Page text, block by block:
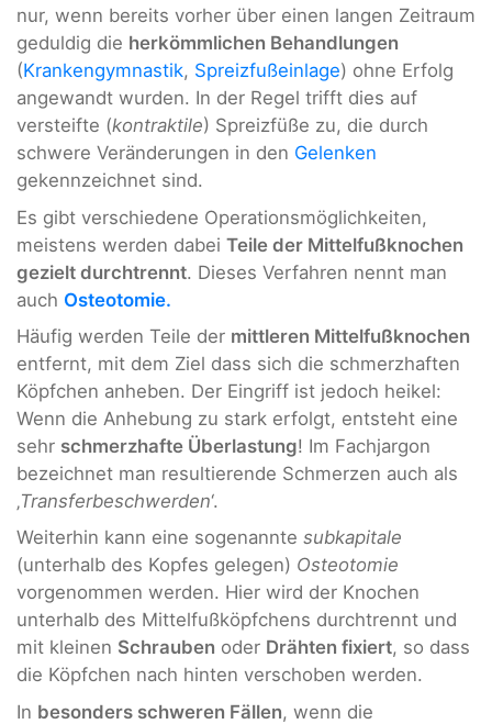
nur, wenn bereits vorher über einen langen Zeitraum
geduldig die herkömmlichen Behandlungen
(Krankengymnastik, Spreizfußeinlage) ohne Erfolg
angewandt wurden. In der Regel trifft dies auf
versteifte (kontraktile) Spreizfüße zu, die durch
schwere Veränderungen in den Gelenken
gekennzeichnet sind.
Es gibt verschiedene Operationsmöglichkeiten,
meistens werden dabei Teile der Mittelfußknochen
gezielt durchtrennt. Dieses Verfahren nennt man
auch Osteotomie.
Häufig werden Teile der mittleren Mittelfußknochen
entfernt, mit dem Ziel dass sich die schmerzhaften
Köpfchen anheben. Der Eingriff ist jedoch heikel:
Wenn die Anhebung zu stark erfolgt, entsteht eine
sehr schmerzhafte Überlastung! Im Fachjargon
bezeichnet man resultierende Schmerzen auch als
‚Transferbeschwerden‘.
Weiterhin kann eine sogenannte subkapitale
(unterhalb des Kopfes gelegen) Osteotomie
vorgenommen werden. Hier wird der Knochen
unterhalb des Mittelfußköpfchens durchtrennt und
mit kleinen Schrauben oder Drähten fixiert, so dass
die Köpfchen nach hinten verschoben werden.
In besonders schweren Fällen, wenn die